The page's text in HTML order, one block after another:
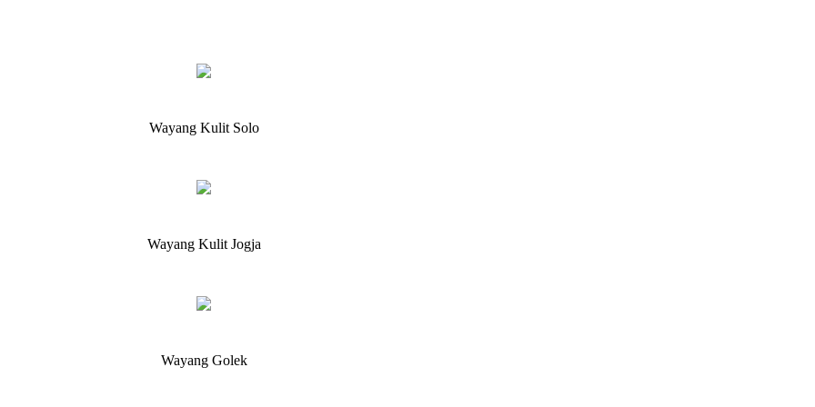
Wayang Kulit Solo
Wayang Kulit Jogja
Wayang Golek